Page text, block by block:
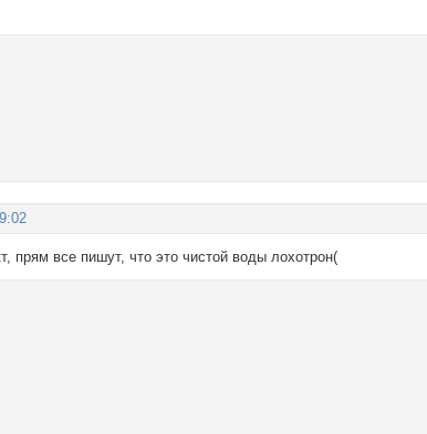
прям все пишут, что это чистой воды лохотрон(